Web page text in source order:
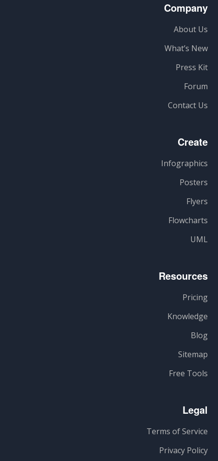
Company
About Us
What’s New
Press Kit
Forum
Contact Us
Create
Infographics
Posters
Flyers
Flowcharts
UML
Resources
Pricing
Knowledge
Blog
Sitemap
Free Tools
Legal
Terms of Service
Privacy Policy